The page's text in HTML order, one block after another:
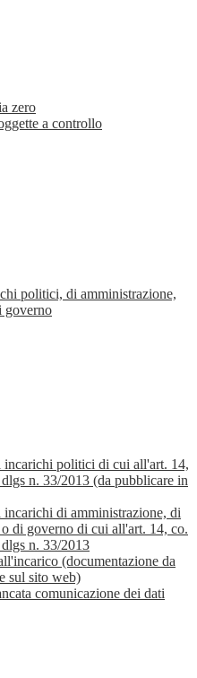
zero
a controllo
politici, di amministrazione,
governo
incarichi politici di cui all'art. 14,
n. 33/2013 (da pubblicare in
di amministrazione, di
di governo di cui all'art. 14, co.
n. 33/2013
(documentazione da
sul sito web)
comunicazione dei dati